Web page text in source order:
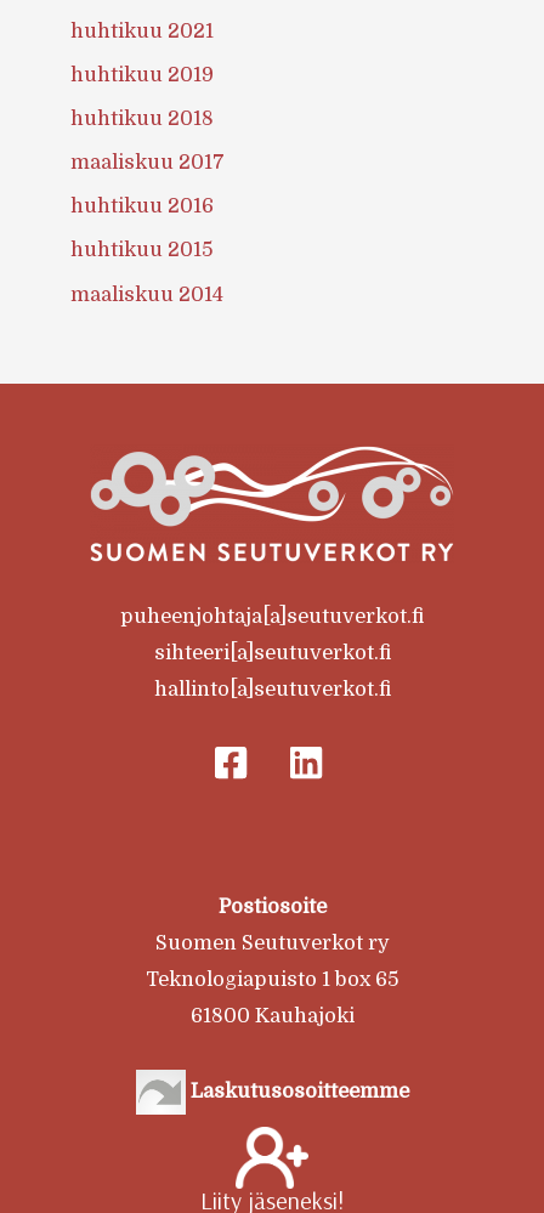
huhtikuu 2021
huhtikuu 2019
huhtikuu 2018
maaliskuu 2017
huhtikuu 2016
huhtikuu 2015
maaliskuu 2014
puheenjohtaja[a]seutuverkot.fi
sihteeri[a]seutuverkot.fi
hallinto[a]seutuverkot.fi
Postiosoite
Suomen Seutuverkot ry
Teknologiapuisto 1 box 65
61800 Kauhajoki
Laskutusosoitteemme
Liity jäseneksi!